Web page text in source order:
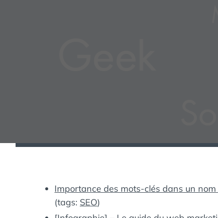
Importance des mots-clés dans un
(tags: SEO)